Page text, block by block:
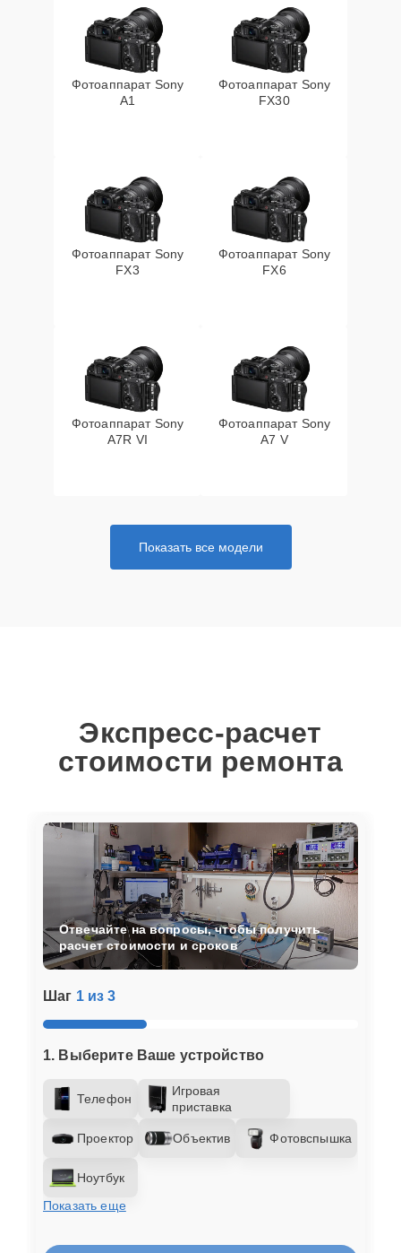
Фотоаппарат Sony
A1
Фотоаппарат Sony
FX30
Фотоаппарат Sony
FX3
Фотоаппарат Sony
FX6
Фотоаппарат Sony
A7R VI
Фотоаппарат Sony
A7 V
Показать все модели
Экспресс-расчет
стоимости ремонта
Шаг 1 из 3
1. Выберите Ваше устройство
Телефон
Игровая
приставка
Проектор Объектив Фотовспышка
Ноутбук
Показать еще
Отвечайте на вопросы, чтобы получить
расчет стоимости и сроков